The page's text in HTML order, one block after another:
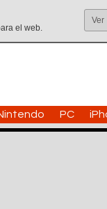
el web.
Ver
PC